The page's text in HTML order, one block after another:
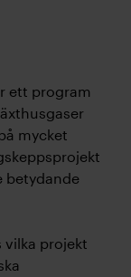
ett program
mycket
betydande
vilka projekt